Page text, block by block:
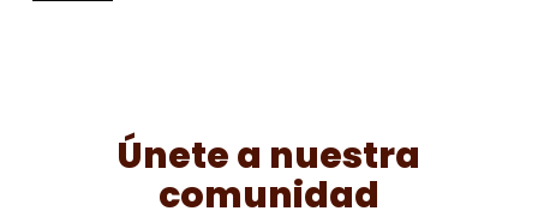
Únete a nuestra
comunidad